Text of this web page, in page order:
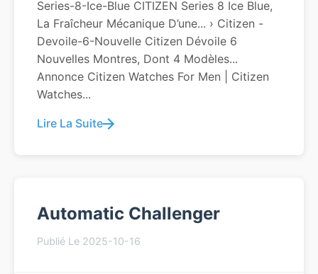
Series-8-Ice-Blue CITIZEN Series 8 Ice Blue,
La Fraîcheur Mécanique D’une... › Citizen -
Devoile-6-Nouvelle Citizen Dévoile 6
Nouvelles Montres, Dont 4 Modèles...
Annonce Citizen Watches For Men | Citizen
Watches...
Lire La Suite
Automatic Challenger
Publié Le 2025-10-16